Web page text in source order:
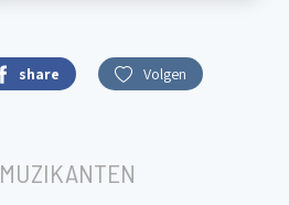
share Volgen
MUZIKANTEN